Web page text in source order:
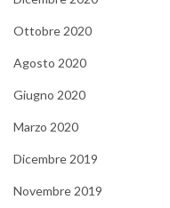
Ottobre 2020
Agosto 2020
Giugno 2020
Marzo 2020
Dicembre 2019
Novembre 2019